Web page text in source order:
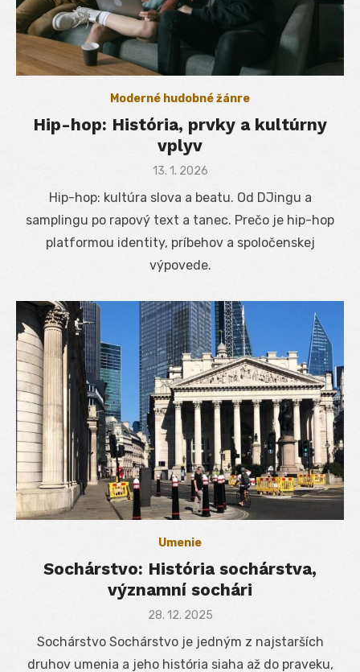
Moderné hudobné žánre
Hip-hop: História, prvky a kultúrny
vplyv
Posted
13. 1. 2026
Hip-hop: kultúra slova a beatu. Od DJingu a
samplingu po rapový text a tanec. Prečo je hip-hop
platformou identity, príbehov a spoločenskej
výpovede.
Umenie
Sochárstvo: História sochárstva,
významní sochári
Posted
28. 12. 2025
Sochárstvo Sochárstvo je jedným z najstarších
druhov umenia a jeho história siaha až do praveku,